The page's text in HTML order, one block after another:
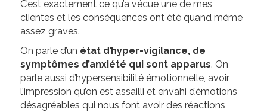
C’est exactement ce qu’a vécue une de mes
clientes et les conséquences ont été quand même
assez graves.
On parle d’un état d’hyper-vigilance, de
symptômes d’anxiété qui sont apparus. On
parle aussi d’hypersensibilité émotionnelle, avoir
l’impression qu’on est assailli et envahi d’émotions
désagréables qui nous font avoir des réactions